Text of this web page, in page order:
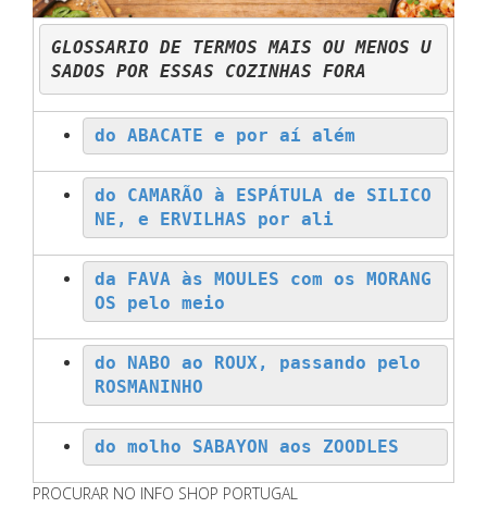
GLOSSARIO DE TERMOS MAIS OU MENOS U
do ABACATE e por aí além
do CAMARÃO à ESPÁTULA de SILICO
NE, e ERVILHAS por ali
da FAVA às MOULES com os MORANG
OS pelo meio
do NABO ao ROUX, passando pelo
ROSMANINHO
do molho SABAYON aos ZOODLES
PROCURAR NO INFO SHOP PORTUGAL